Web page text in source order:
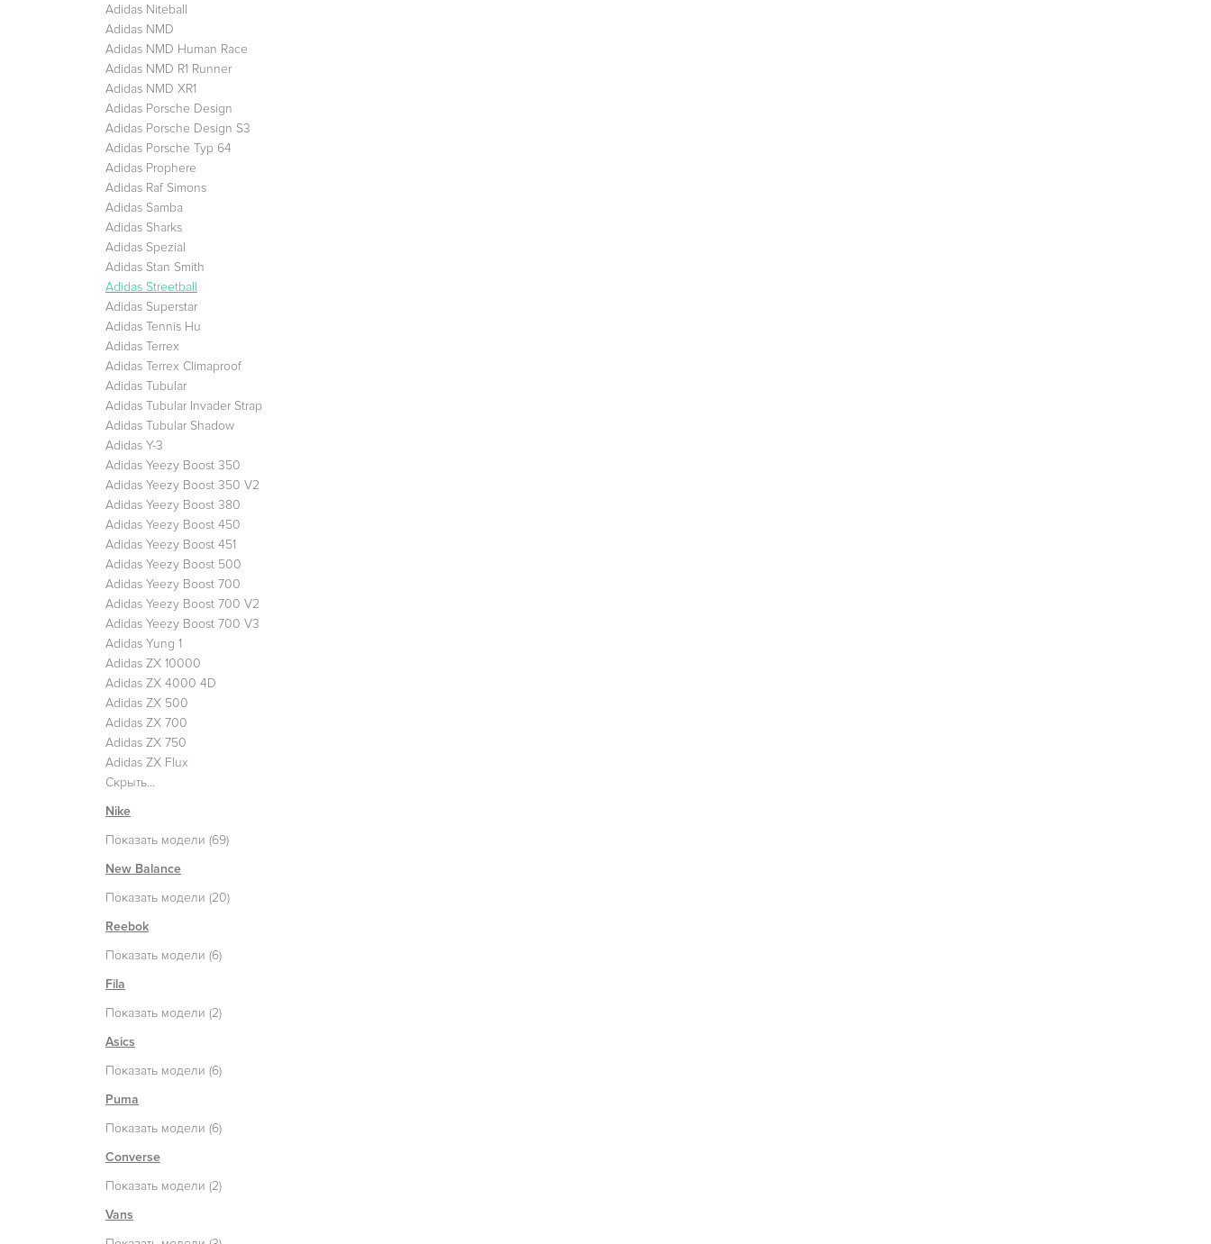
Adidas Niteball
Adidas NMD
Adidas NMD Human Race
Adidas NMD R1 Runner
Adidas NMD XR1
Adidas Porsche Design
Adidas Porsche Design S3
Adidas Porsche Typ 64
Adidas Prophere
Adidas Raf Simons
Adidas Samba
Adidas Sharks
Adidas Spezial
Adidas Stan Smith
Adidas Streetball
Adidas Superstar
Adidas Tennis Hu
Adidas Terrex
Adidas Terrex Climaproof
Adidas Tubular
Adidas Tubular Invader Strap
Adidas Tubular Shadow
Adidas Y-3
Adidas Yeezy Boost 350
Adidas Yeezy Boost 350 V2
Adidas Yeezy Boost 380
Adidas Yeezy Boost 450
Adidas Yeezy Boost 451
Adidas Yeezy Boost 500
Adidas Yeezy Boost 700
Adidas Yeezy Boost 700 V2
Adidas Yeezy Boost 700 V3
Adidas Yung 1
Adidas ZX 10000
Adidas ZX 4000 4D
Adidas ZX 500
Adidas ZX 700
Adidas ZX 750
Adidas ZX Flux
Скрыть...
Nike
Показать модели (69)
New Balance
Показать модели (20)
Reebok
Показать модели (6)
Fila
Показать модели (2)
Asics
Показать модели (6)
Puma
Показать модели (6)
Converse
Показать модели (2)
Vans